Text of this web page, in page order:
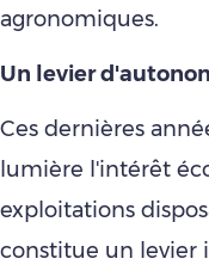
agronomiques.
Un levier
Ces dernières
lumière l'intérêt
exploitations
constitue un levier